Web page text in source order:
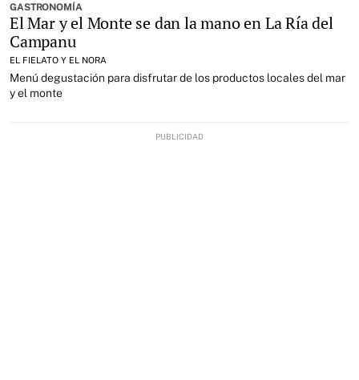
GASTRONOMÍA
El Mar y el Monte se dan la mano en La Ría del
Campanu
EL FIELATO Y EL NORA
Menú degustación para disfrutar de los productos locales del mar
y el monte